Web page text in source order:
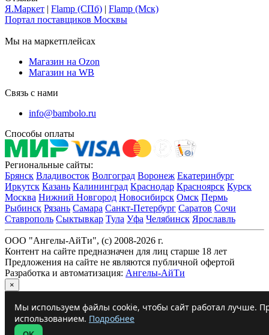
Я.Маркет | Flamp (СПб) | Flamp (Мск)
Портал поставщиков Москвы
Мы на маркетплейсах
Магазин на Ozon
Магазин на WB
Связь с нами
info@bambolo.ru
Способы оплаты
Региональные сайты:
Брянск Владивосток Волгоград Воронеж Екатеринбург
Иркутск Казань Калининград Краснодар Красноярск Курск
Москва Нижний Новгород Новосибирск Омск Пермь
Рыбинск Рязань Самара Санкт-Петербург Саратов Сочи
Ставрополь Сыктывкар Тула Уфа Челябинск Ярославль
ООО "Ангелы-АйТи", (c) 2008-2026 г.
Контент на сайте предназначен для лиц старше 18 лет
Предложения на сайте не являются публичной офертой
Разработка и автоматизация: Ангелы-АйТи
×
Мы используем файлы cookie, чтобы сайт работал лучше.
использованием. Подробнее